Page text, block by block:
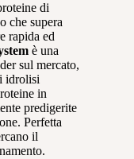
di
che supera
rapida ed
è una
sul mercato,
idrolisi
in
predigerite
Perfetta
il